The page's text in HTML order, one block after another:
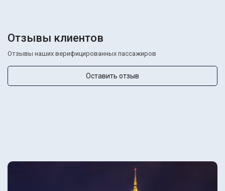
Отзывы клиентов
Отзывы наших верифицированных пассажиров
Оставить отзыв